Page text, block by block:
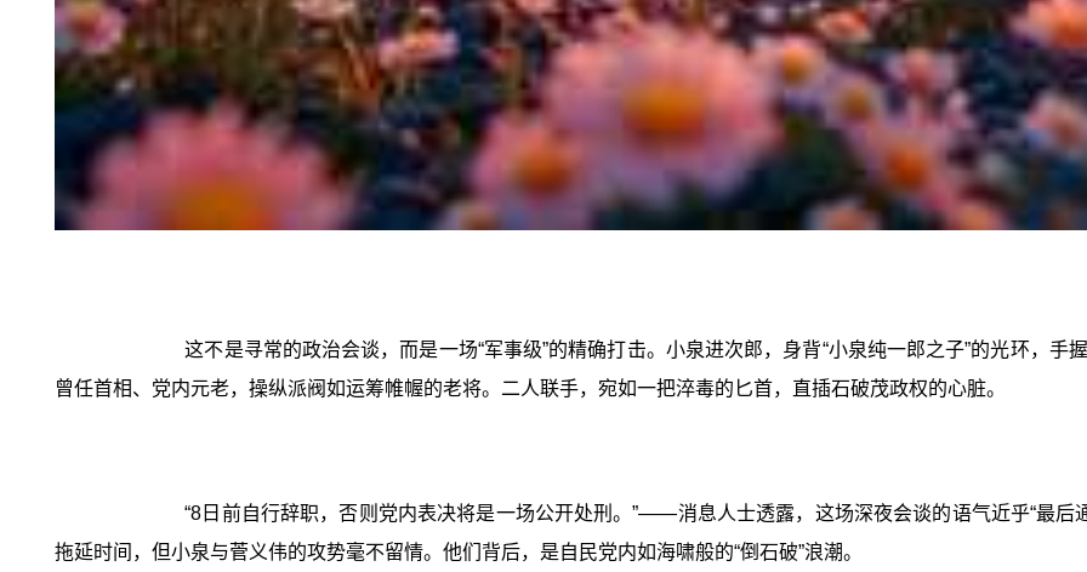
这不是寻常的政治会谈，而是一场“军事级”的精确打击。小泉进次郎，身背“小泉纯一郎之子”的光环，
曾任首相、党内元老，操纵派阀如运筹帷幄的老将。二人联手，宛如一把淬毒的匕首，直插石破茂政权的心脏。
“8日前自行辞职，否则党内表决将是一场公开处刑。”——消息人士透露，这场深夜会谈的语气近乎“最后
拖延时间，但小泉与菅义伟的攻势毫不留情。他们背后，是自民党内如海啸般的“倒石破”浪潮。